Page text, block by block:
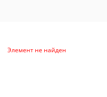
Элемент не найден